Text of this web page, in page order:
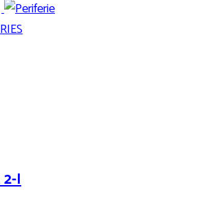
2-I